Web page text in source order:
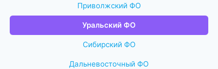
Приволжский ФО
Уральский ФО
Сибирский ФО
Дальневосточный ФО